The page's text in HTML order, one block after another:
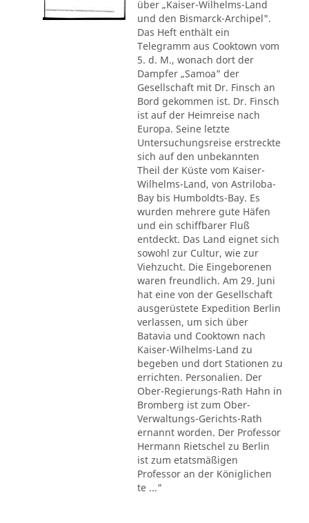
über „Kaiser-Wilhelms-Land
und den Bismarck-Archipel".
Das Heft enthält ein
Telegramm aus Cooktown vom
5. d. M., wonach dort der
Dampfer „Samoa" der
Gesellschaft mit Dr. Finsch an
Bord gekommen ist. Dr. Finsch
ist auf der Heimreise nach
Europa. Seine letzte
Untersuchungsreise erstreckte
sich auf den unbekannten
Theil der Küste vom Kaiser-
Wilhelms-Land, von Astriloba-
Bay bis Humboldts-Bay. Es
wurden mehrere gute Häfen
und ein schiffbarer Fluß
entdeckt. Das Land eignet sich
sowohl zur Cultur, wie zur
Viehzucht. Die Eingeborenen
waren freundlich. Am 29. Juni
hat eine von der Gesellschaft
ausgerüstete Expedition Berlin
verlassen, um sich über
Batavia und Cooktown nach
Kaiser-Wilhelms-Land zu
begeben und dort Stationen zu
errichten. Personalien. Der
Ober-Regierungs-Rath Hahn in
Bromberg ist zum Ober-
Verwaltungs-Gerichts-Rath
ernannt worden. Der Professor
Hermann Rietschel zu Berlin
ist zum etatsmäßigen
Professor an der Königlichen
te ..."